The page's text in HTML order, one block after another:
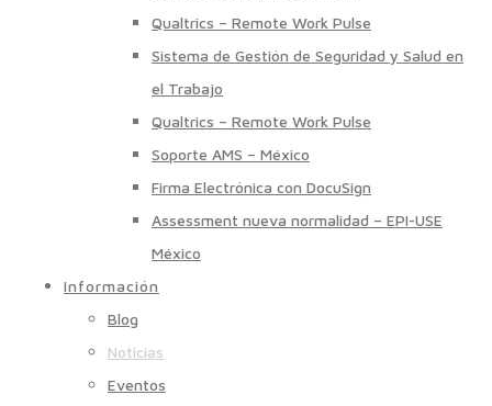
Qualtrics – Remote Work Pulse
Sistema de Gestión de Seguridad y Salud en
el Trabajo
Qualtrics – Remote Work Pulse
Soporte AMS – México
Firma Electrónica con DocuSign
Assessment nueva normalidad – EPI-USE
México
Información
Blog
Noticias
Eventos